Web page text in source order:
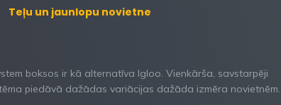
Teļu un jaunlopu novietne
boksos ir kā alternatīva Igloo. Vienkārša, savstarpēji
piedāvā dažādas variācijas dažāda izmēra novietnēm.